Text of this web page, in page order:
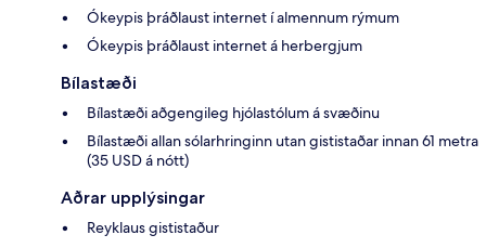
Ókeypis þráðlaust internet í almennum rýmum
Ókeypis þráðlaust internet á herbergjum
Bílastæði
Bílastæði aðgengileg hjólastólum á svæðinu
Bílastæði allan sólarhringinn utan gististaðar innan 61 metra
(35 USD á nótt)
Aðrar upplýsingar
Reyklaus gististaður